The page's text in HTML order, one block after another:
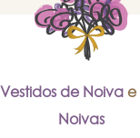
Vestidos de Noiva e
Noivas